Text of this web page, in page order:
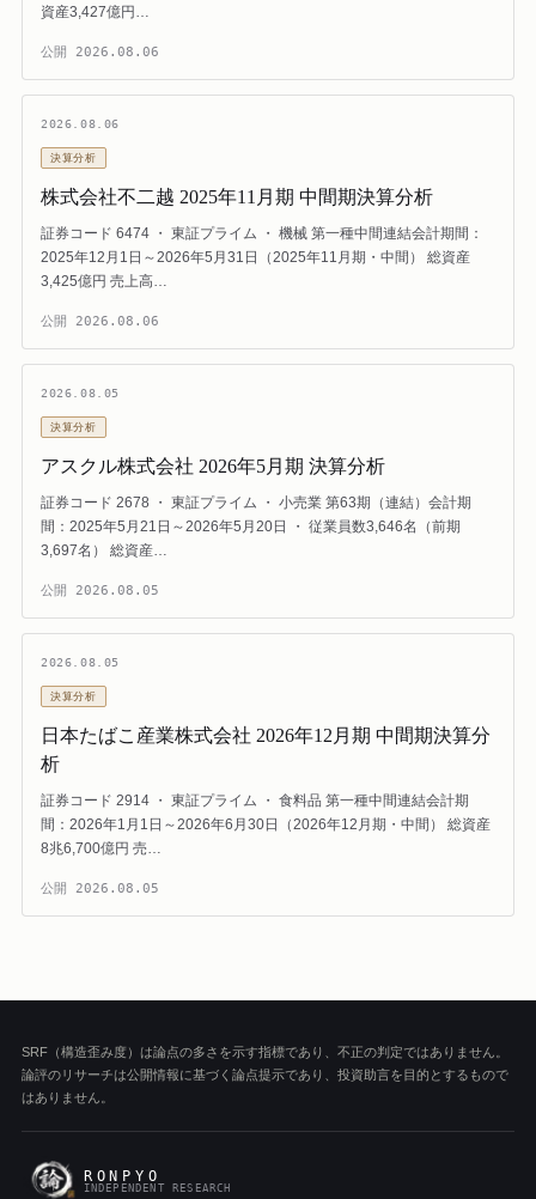
資産3,427億円…
公開 2026.08.06
2026.08.06
決算分析
株式会社不二越 2025年11月期 中間期決算分析
証券コード 6474 ・ 東証プライム ・ 機械 第一種中間連結会計期間：
2025年12月1日～2026年5月31日（2025年11月期・中間） 総資産
3,425億円 売上高…
公開 2026.08.06
2026.08.05
決算分析
アスクル株式会社 2026年5月期 決算分析
証券コード 2678 ・ 東証プライム ・ 小売業 第63期（連結）会計期
間：2025年5月21日～2026年5月20日 ・ 従業員数3,646名（前期
3,697名） 総資産…
公開 2026.08.05
2026.08.05
決算分析
日本たばこ産業株式会社 2026年12月期 中間期決算分
析
証券コード 2914 ・ 東証プライム ・ 食料品 第一種中間連結会計期
間：2026年1月1日～2026年6月30日（2026年12月期・中間） 総資産
8兆6,700億円 売…
公開 2026.08.05
SRF（構造歪み度）は論点の多さを示す指標であり、不正の判定ではありません。
論評のリサーチは公開情報に基づく論点提示であり、投資助言を目的とするもので
はありません。
RONPYO
INDEPENDENT RESEARCH